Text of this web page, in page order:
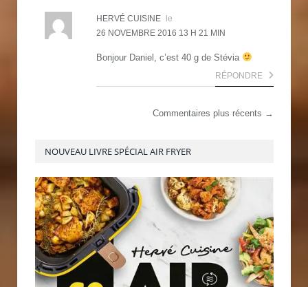
HERVÉ CUISINE
le
26 NOVEMBRE 2016 13 H 21 MIN
Bonjour Daniel, c’est 40 g de Stévia
RÉPONDRE
Commentaires plus récents →
NOUVEAU LIVRE SPÉCIAL AIR FRYER